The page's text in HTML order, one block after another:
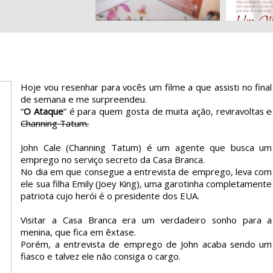
Hoje vou resenhar para vocês um filme a que assisti no final
de semana e me surpreendeu.
“O Ataque” é para quem gosta de muita ação, reviravoltase
Channing Tatum.
John Cale (Channing Tatum) é um agente que busca um
emprego no serviço secreto da Casa Branca.
No dia em que consegue a entrevista de emprego, leva com
ele sua filha Emily (Joey King), uma garotinha completamente
patriota cujo herói é o presidente dos EUA.
Visitar a Casa Branca era um verdadeiro sonho para a
menina, que fica em êxtase.
Porém, a entrevista de emprego de John acaba sendo um
fiasco e talvez ele não consiga o cargo.